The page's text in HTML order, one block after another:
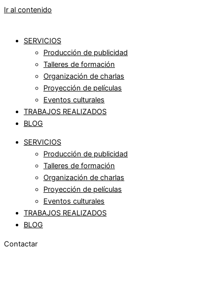
Ir al contenido
SERVICIOS
Producción de publicidad
Talleres de formación
Organización de charlas
Proyección de películas
Eventos culturales
TRABAJOS REALIZADOS
BLOG
SERVICIOS
Producción de publicidad
Talleres de formación
Organización de charlas
Proyección de películas
Eventos culturales
TRABAJOS REALIZADOS
BLOG
Contactar